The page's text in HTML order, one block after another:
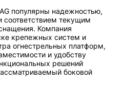
популярны надежностью,
соответствием текущим
Компания
крепежных систем и
огнестрельных платформ,
и удобству
решений
боковой